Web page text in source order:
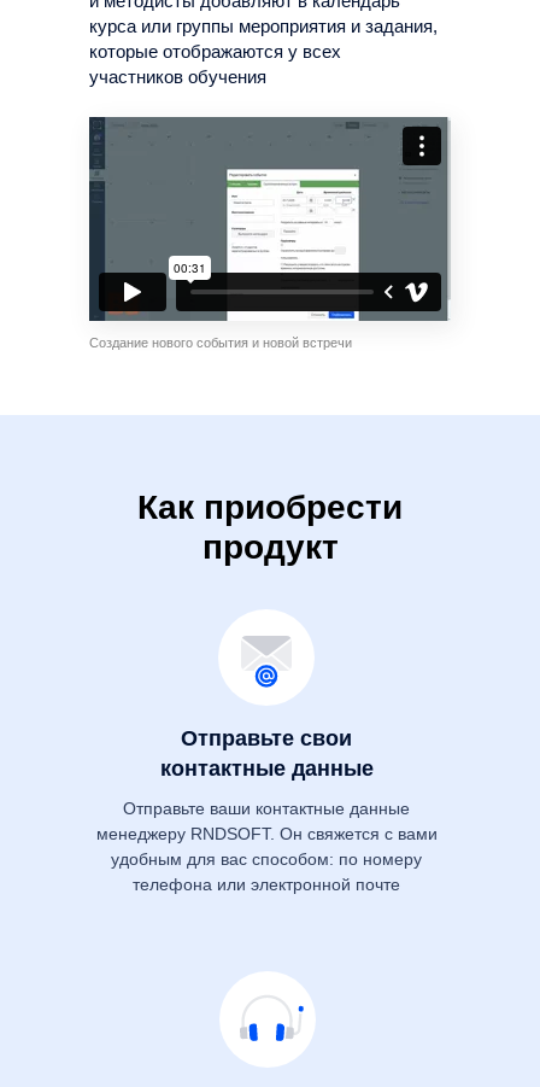
курса или группы мероприятия и задания,
которые отображаются у всех
участников обучения
Создание нового события и новой встречи
Как приобрести
продукт
Отправьте свои
контактные данные
Отправьте ваши контактные данные
менеджеру RNDSOFT. Он свяжется с вами
удобным для вас способом: по номеру
телефона или электронной почте